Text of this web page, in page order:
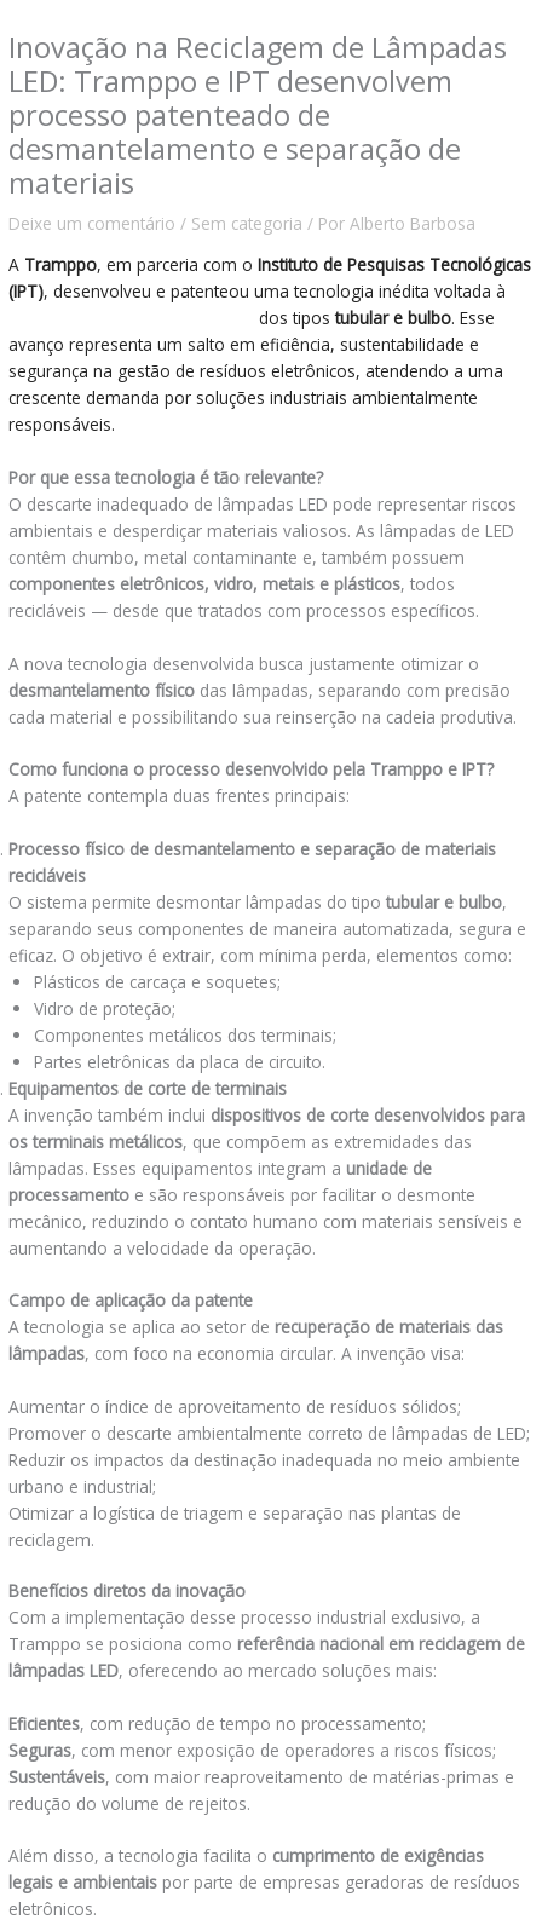
Inovação na Reciclagem de Lâmpadas
LED: Tramppo e IPT desenvolvem
processo patenteado de
desmantelamento e separação de
materiais
Deixe um comentário / Sem categoria / PorAlberto Barbosa
A Tramppo, em parceria com oInstituto de Pesquisas Tecnológicas
(IPT), desenvolveu e patenteou uma tecnologia inédita voltada à
dos tipostubular e bulbo. Esse
avanço representa um salto em eficiência, sustentabilidade e
segurança na gestão de resíduos eletrônicos, atendendo a uma
crescente demanda por soluções industriais ambientalmente
responsáveis.
Por que essa tecnologia é tão relevante?
O descarte inadequado de lâmpadas LED pode representar riscos
ambientais e desperdiçar materiais valiosos. As lâmpadas de LED
contêm chumbo, metal contaminante e, também possuem
componentes eletrônicos, vidro, metais e plásticos, todos
recicláveis — desde que tratados com processos específicos.
A nova tecnologia desenvolvida busca justamente otimizar o
desmantelamento físico das lâmpadas, separando com precisão
cada material e possibilitando sua reinserção na cadeia produtiva.
Como funciona o processo desenvolvido pela Tramppo e IPT?
A patente contempla duas frentes principais:
Processo físico de desmantelamento e separação de materiais
recicláveis
O sistema permite desmontar lâmpadas do tipotubular e bulbo,
separando seus componentes de maneira automatizada, segura e
eficaz. O objetivo é extrair, com mínima perda, elementos como:
Plásticos de carcaça e soquetes;
Vidro de proteção;
Componentes metálicos dos terminais;
Partes eletrônicas da placa de circuito.
Equipamentos de corte de terminais
A invenção também inclui dispositivos de corte desenvolvidos para
os terminais metálicos, que compõem as extremidades das
lâmpadas. Esses equipamentos integram a unidade de
processamento e são responsáveis por facilitar o desmonte
mecânico, reduzindo o contato humano com materiais sensíveis e
aumentando a velocidade da operação.
Campo de aplicação da patente
A tecnologia se aplica ao setor de recuperação de materiais das
lâmpadas, com foco na economia circular. A invenção visa:
Aumentar o índice de aproveitamento de resíduos sólidos;
Promover o descarte ambientalmente correto de lâmpadas de LED;
Reduzir os impactos da destinação inadequada no meio ambiente
urbano e industrial;
Otimizar a logística de triagem e separação nas plantas de
reciclagem.
Benefícios diretos da inovação
Com a implementação desse processo industrial exclusivo, a
Tramppo se posiciona como referência nacional em reciclagem de
lâmpadas LED, oferecendo ao mercado soluções mais:
Eficientes, com redução de tempo no processamento;
Seguras, com menor exposição de operadores a riscos físicos;
Sustentáveis, com maior reaproveitamento de matérias-primas e
redução do volume de rejeitos.
Além disso, a tecnologia facilita o cumprimento de exigências
legais e ambientais por parte de empresas geradoras de resíduos
eletrônicos.